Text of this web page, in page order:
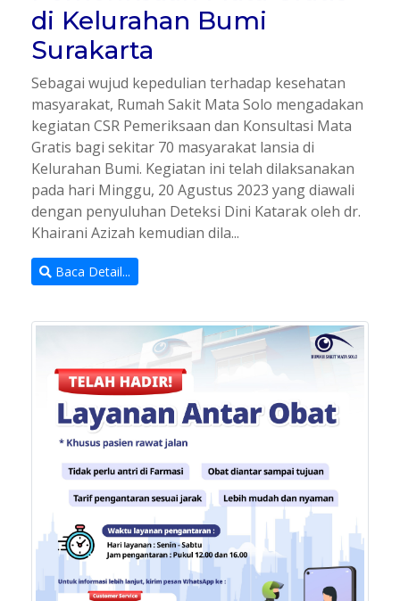
di Kelurahan Bumi
Surakarta
Sebagai wujud kepedulian terhadap kesehatan
masyarakat, Rumah Sakit Mata Solo mengadakan
kegiatan CSR Pemeriksaan dan Konsultasi Mata
Gratis bagi sekitar 70 masyarakat lansia di
Kelurahan Bumi. Kegiatan ini telah dilaksanakan
pada hari Minggu, 20 Agustus 2023 yang diawali
dengan penyuluhan Deteksi Dini Katarak oleh dr.
Khairani Azizah kemudian dila...
Baca Detail...